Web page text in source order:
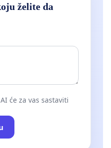
želite da
će za vas sastaviti